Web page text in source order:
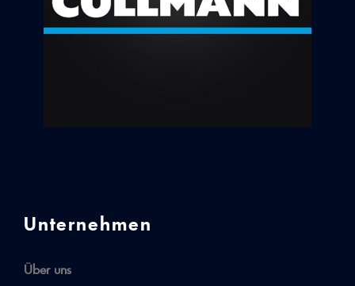
Unternehmen
Über uns